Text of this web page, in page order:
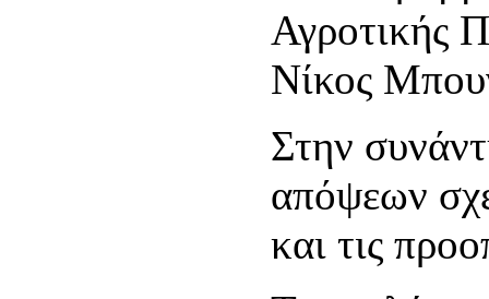
Αγροτικής
Νίκος
Στην
απόψεων
και τις